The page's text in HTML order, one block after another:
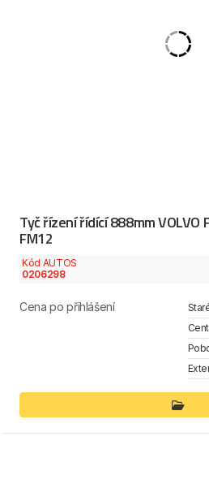
Tyč řízení řídící 888mm VOLVO
FM12
Kód AUTOS
0206298
Cena po přihlášení